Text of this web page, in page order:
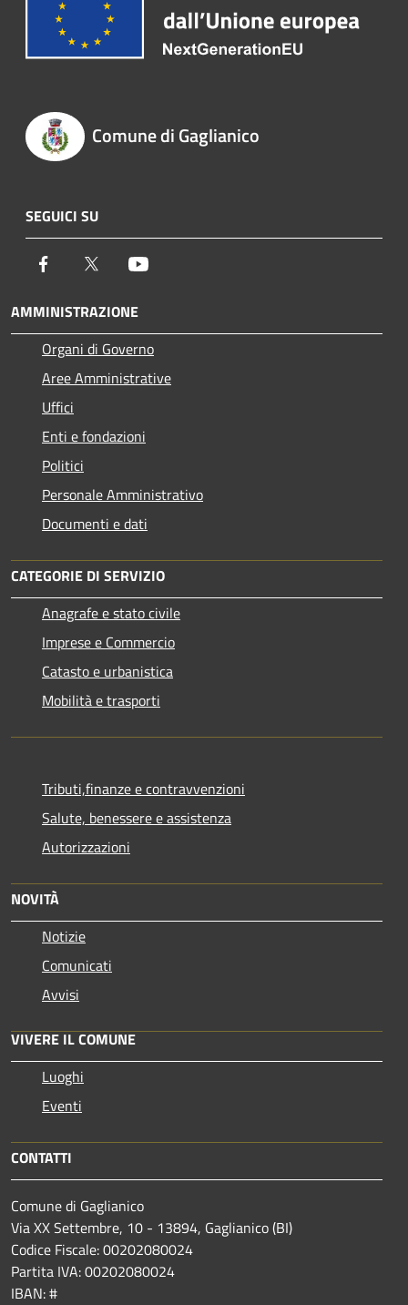
Comune di Gaglianico
SEGUICI SU
Facebook Twitter
AMMINISTRAZIONE
Organi di Governo
Aree Amministrative
Uffici
Enti e fondazioni
Politici
Personale Amministrativo
Documenti e dati
CATEGORIE DI SERVIZIO
Anagrafe e stato civile
Imprese e Commercio
Catasto e urbanistica
Mobilità e trasporti
Tributi,finanze e contravvenzioni
Salute, benessere e assistenza
Autorizzazioni
NOVITÀ
Notizie
Comunicati
Avvisi
VIVERE IL COMUNE
Luoghi
Eventi
CONTATTI
Comune di Gaglianico
Via XX Settembre, 10 - 13894, Gaglianico (BI)
Codice Fiscale: 00202080024
Partita IVA: 00202080024
IBAN: #